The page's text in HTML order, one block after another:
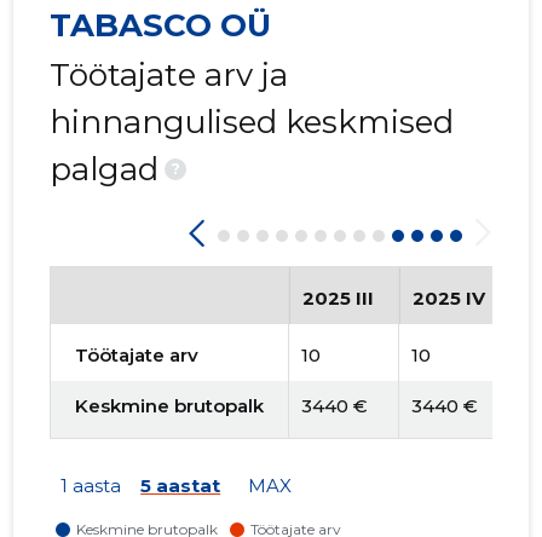
TABASCO OÜ
Töötajate arv ja
hinnangulised keskmised
palgad
?
2025 III 2025 IV
Töötajate arv 10 10
Keskmine brutopalk 3440 € 3440 €
1 aasta 5 aastat MAX